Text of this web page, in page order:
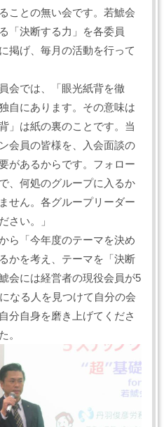
ことの無い会です。若鯱会
「決断する力」を各委員
掲げ、毎月の活動を行って
会では、「眼光紙背を徹
自にあります。その意味は
」は紙の裏のことです。当
会員の皆様を、入会面談の
があるからです。フォロー
、何処のグループに入るか
せん。各グループリーダー
さい。」
ら「今年度のテーマを決め
かを考え、テーマを「決断
会には経営者の現役会員が5
なる人を見つけて自分の会
分自身を磨き上げてくださ
。